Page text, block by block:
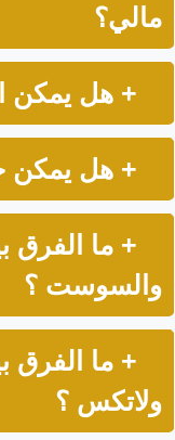
مالي؟
+ هل يمكن
+ هل يمكن
+ ما الفرق
والسوست ؟
+ ما الفرق
ولاتكس ؟